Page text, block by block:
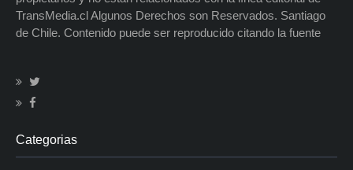
TransMedia.cl Algunos Derechos son Reservados. Santiago
de Chile. Contenido puede ser reproducido citando la fuente
Categorias